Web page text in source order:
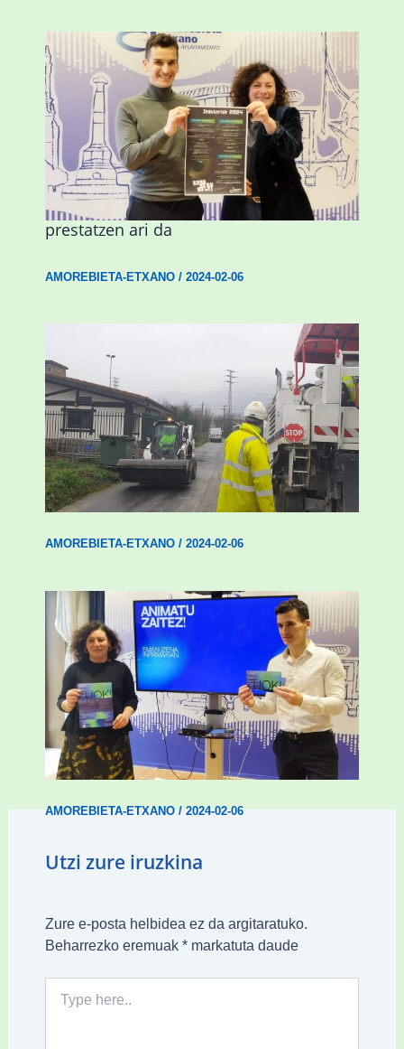
Amorebieta musikaz, kolorez eta
alaitasunez beteriko inauterietarako
prestatzen ari da
AMOREBIETA-ETXANO/ 2024-02-06
Amorebieta-Etxanok auzoak hobetzeko
plan integrala ezarri du
AMOREBIETA-ETXANO/ 2024-02-06
Amorebietak gazteen inklusio aktiboa
bultzatu du “ZUOK” ekimenarekin
AMOREBIETA-ETXANO/2024-02-06
Utzi zure iruzkina
Zure e-posta helbidea ez da argitaratuko.
Beharrezko eremuak *markatuta daude
here..